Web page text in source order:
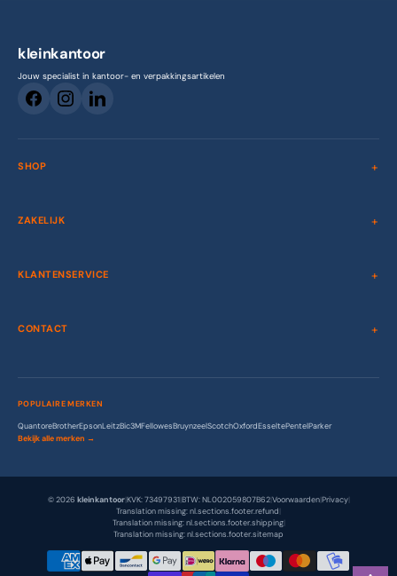
kleinkantoor
Jouw specialist in kantoor- en verpakkingsartikelen
SHOP
ZAKELIJK
KLANTENSERVICE
CONTACT
POPULAIRE MERKEN
QuantoreBrotherEpsonLeitzBic3MFellowesBruynzeelScotchOxfordEsseltePentelParker
Bekijk alle merken →
© 2026 kleinkantoor|KVK: 73497931|BTW: NL002059807B62|Voorwaarden|Privacy|
Translation missing: nl.sections.footer.refund|
Translation missing: nl.sections.footer.shipping|
Translation missing: nl.sections.footer.sitemap